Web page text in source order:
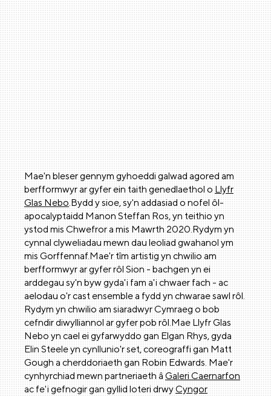
Mae'n bleser gennym gyhoeddi galwad agored am
berfformwyr ar gyfer ein taith genedlaethol oLlyfr
Glas Nebo.Bydd y sioe, sy'n addasiad o nofel ôl-
apocalyptaidd Manon Steffan Ros, yn teithio yn
ystod mis Chwefror a mis Mawrth 2020.Rydym yn
cynnal clyweliadau mewn dau leoliad gwahanol ym
mis Gorffennaf.Mae'r tîm artistig yn chwilio am
berfformwyr ar gyfer rôl Sion - bachgen yn ei
arddegau sy'n byw gyda'i fam a'i chwaer fach - ac
aelodau o'r cast ensemble a fydd yn chwarae sawl rôl.
Rydym yn chwilio am siaradwyr Cymraeg o bob
cefndir diwylliannol ar gyfer pob rôl.Mae Llyfr Glas
Nebo yn cael ei gyfarwyddo gan Elgan Rhys, gyda
Elin Steele yn cynllunio'r set, coreograffi gan Matt
Gough a cherddoriaeth gan Robin Edwards. Mae'r
cynhyrchiad mewn partneriaeth âGaleri Caernarfon
ac fe'i gefnogir gan gyllid loteri drwyCyngor